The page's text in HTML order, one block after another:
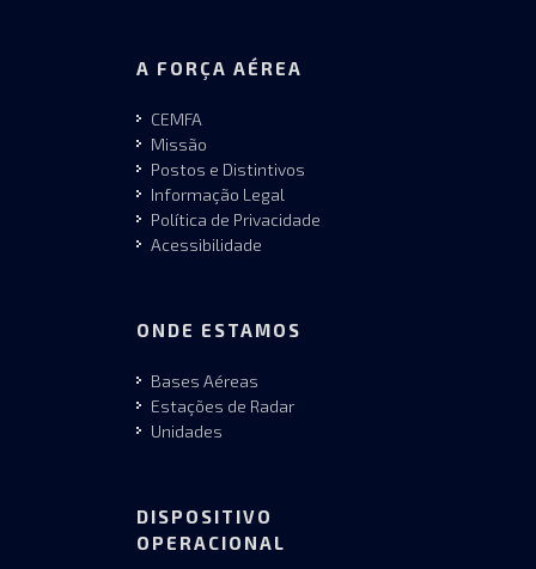
A FORÇA AÉREA
CEMFA
Missão
Postos e Distintivos
Informação Legal
Política de Privacidade
Acessibilidade
ONDE ESTAMOS
Bases Aéreas
Estações de Radar
Unidades
DISPOSITIVO
OPERACIONAL